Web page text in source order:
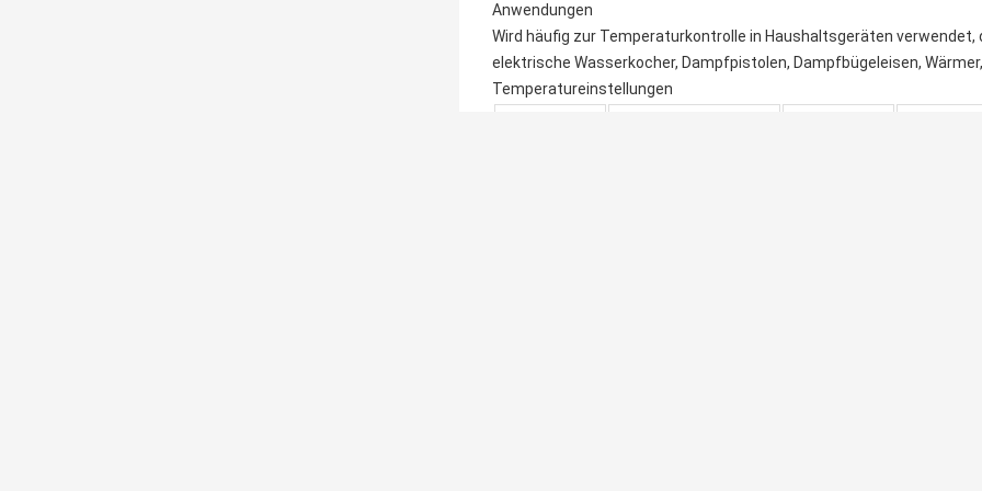
Anwendungen
Wird häufig zur Temperaturkontrolle in Haushaltsgeräten verwendet,
elektrische Wasserkocher, Dampfpistolen, Dampfbügeleisen,
Temperatureinstellungen